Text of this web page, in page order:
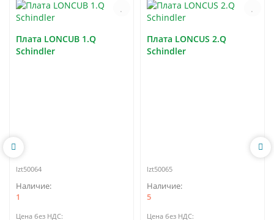
Плата LONCUB 1.Q
Schindler
lzt50064
1
Цена без НДС:
Плата LONCUS 2.Q
Schindler
lzt50065
5
Цена без НДС: